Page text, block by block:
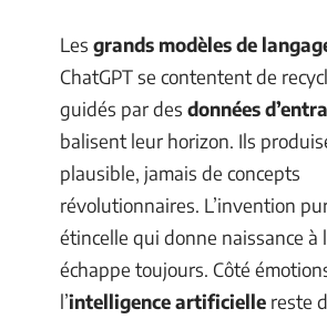
Les grands modèles de
ChatGPT se contentent de
guidés par des données
balisent leur horizon. Ils
plausible, jamais de concepts
révolutionnaires. L’invention
étincelle qui donne naissance à
échappe toujours. Côté
l’intelligence artificielle reste